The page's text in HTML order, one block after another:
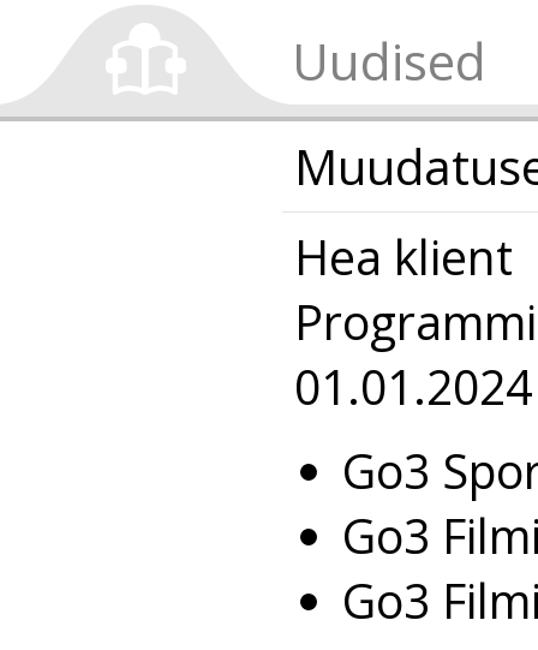
Uudised
Hea klient
Go3
Go3
Go3